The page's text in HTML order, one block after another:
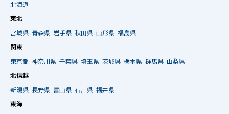
北海道
東北
宮城県 青森県 岩手県 秋田県 山形県 福島県
関東
東京都 神奈川県 千葉県 埼玉県 茨城県 栃木県 群馬県 山梨県
北信越
新潟県 長野県 富山県 石川県 福井県
東海